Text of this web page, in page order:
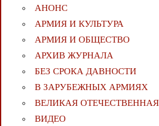
АНОНС
АРМИЯ И КУЛЬТУРА
АРМИЯ И ОБЩЕСТВО
АРХИВ ЖУРНАЛА
БЕЗ СРОКА ДАВНОСТИ
В ЗАРУБЕЖНЫХ АРМИЯХ
ВЕЛИКАЯ ОТЕЧЕСТВЕННАЯ
ВИДЕО